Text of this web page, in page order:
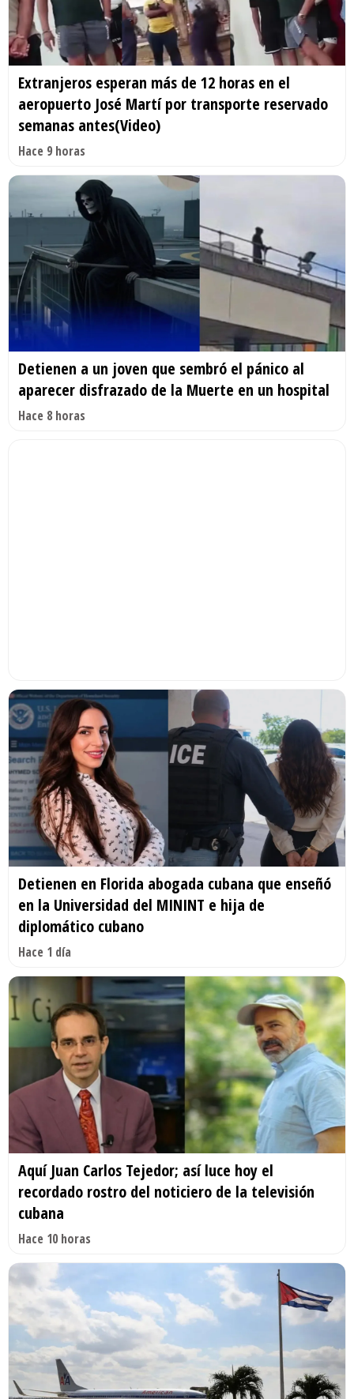
Extranjeros esperan más de 12 horas en el
aeropuerto José Martí por transporte reservado
semanas antes(Video)
Hace 9 horas
Detienen a un joven que sembró el pánico al
aparecer disfrazado de la Muerte en un hospital
Hace 8 horas
Detienen en Florida abogada cubana que enseñó
en la Universidad del MININT e hija de
diplomático cubano
Hace 1 día
Aquí Juan Carlos Tejedor; así luce hoy el
recordado rostro del noticiero de la televisión
cubana
Hace 10 horas